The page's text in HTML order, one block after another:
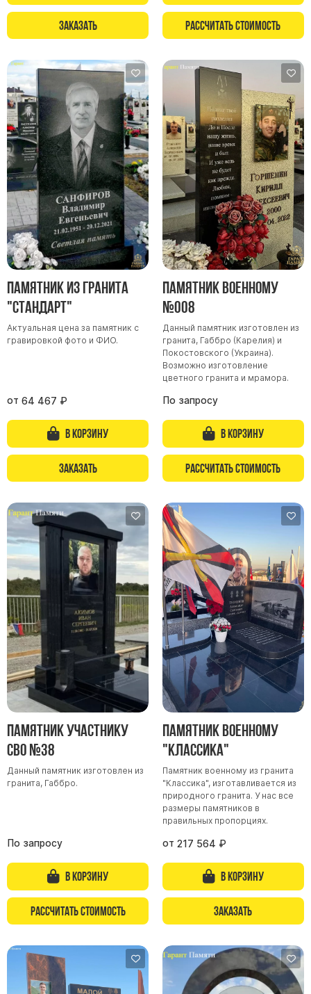
Памятники мужчине
Памятники мужу
Памятники отцу
Памятники парню
Памятники сыну
Памятники вертикальные
Памятники врачу
Памятники горизонтальные
Памятники индивидуальные
Памятники классические
Памятники книга
Памятники красивые
Памятники Православные
Памятники прямоугольные
Памятники с воздушным креcтом
Памятники с колоннами
Памятники со свечей
Памятники в виде дерева
Памятники в форме волны
Хачкары
Памятники ростовые
Памятники в форме скалы
Памятник Родителям
Флагштоки
Мемориальные доски
Буквы из латуни
Столбы для ограды чугун
Ограды металл
Столы и лавки
Тротуарная плитка
Вазы полимерные
Подсвечники
Скульптуры в полный рост
Заказать Рассчитать стоимость
Памятник из гранита
"Стандарт"
Актуальная цена за памятник с
гравировкой фото и ФИО.
от 64 467 ₽
В корзину
Заказать
Памятник военному
№008
Данный памятник изготовлен из
гранита, Габбро (Карелия) и
Покостовского (Украина).
Возможно изготовление
цветного гранита и мрамора.
По запросу
В корзину
Рассчитать стоимость
Памятник участнику
СВО №38
Данный памятник изготовлен из
гранита, Габбро.
По запросу
В корзину
Рассчитать стоимость
Памятник военному
"Классика"
Памятник военному из гранита
"Классика", изготавливается из
природного гранита. У нас все
размеры памятников в
правильных пропорциях.
от 217 564 ₽
В корзину
Заказать